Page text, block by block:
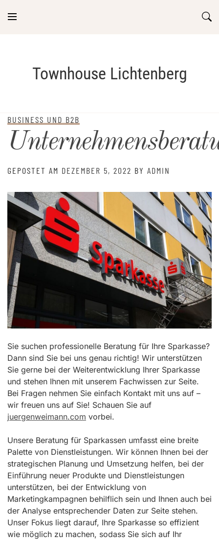
Townhouse Lichtenberg
BUSINESS UND B2B
GEPOSTET AM DEZEMBER 5, 2022 BY ADMIN
Sie suchen professionelle Beratung für Ihre Sparkasse?
Dann sind Sie bei uns genau richtig! Wir unterstützen
Sie gerne bei der Weiterentwicklung Ihrer Sparkasse
und stehen Ihnen mit unserem Fachwissen zur Seite.
Bei Fragen nehmen Sie einfach Kontakt mit uns auf –
wir freuen uns auf Sie! Schauen Sie auf
juergenweimann.com vorbei.
Unsere Beratung für Sparkassen umfasst eine breite
Palette von Dienstleistungen. Wir können Ihnen bei der
strategischen Planung und Umsetzung helfen, bei der
Einführung neuer Produkte und Dienstleistungen
unterstützen, bei der Entwicklung von
Marketingkampagnen behilflich sein und Ihnen auch bei
der Analyse entsprechender Daten zur Seite stehen.
Unser Fokus liegt darauf, Ihre Sparkasse so effizient
wie möglich zu machen, sodass Sie sich auf Ihr